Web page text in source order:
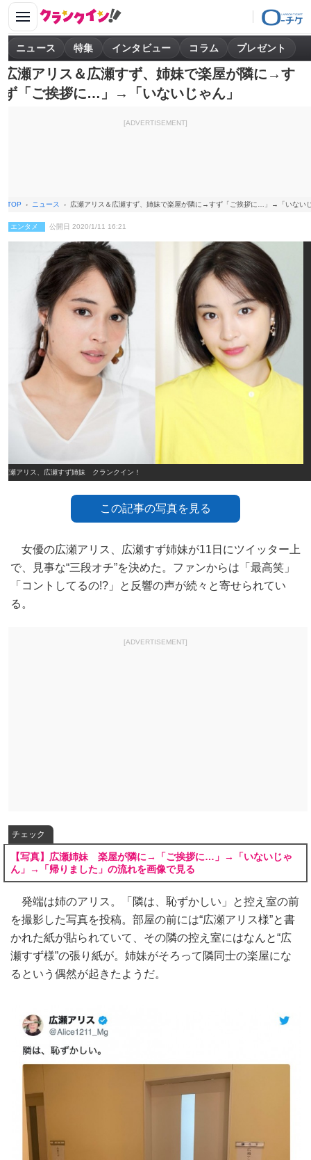
ニュース 特集 インタビュー コラム プレゼント
広瀬アリス＆広瀬すず、姉妹で楽屋が隣に→す
ず「ご挨拶に…」→「いないじゃん」
[ADVERTISEMENT]
TOP ニュース 広瀬アリス＆広瀬すず、姉妹で楽屋が隣に→すず「ご挨拶に…」→「いない
エンタメ 公開日 2020/1/11 16:21
広瀬アリス、広瀬すず姉妹 クランクイン！
この記事の写真を見る
女優の広瀬アリス、広瀬すず姉妹が11日にツイッター上
で、見事な“三段オチ”を決めた。ファンからは「最高笑」
「コントしてるの!?」と反響の声が続々と寄せられてい
る。
[ADVERTISEMENT]
チェック
【写真】広瀬姉妹 楽屋が隣に→「ご挨拶に…」→「いないじゃ
ん」→「帰りました」の流れを画像で見る
発端は姉のアリス。「隣は、恥ずかしい」と控え室の前
を撮影した写真を投稿。部屋の前には“広瀬アリス様”と書
かれた紙が貼られていて、その隣の控え室にはなんと“広
瀬すず様”の張り紙が。姉妹がそろって隣同士の楽屋にな
るという偶然が起きたようだ。